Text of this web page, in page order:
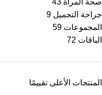
صحة المرأة 43
جراحة التجميل 9
المجموعات 59
الباقات 72
المنتجات الأعلى تقييمًا